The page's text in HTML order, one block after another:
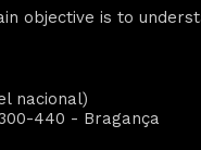
objective is to
nacional)
440 - Bragança